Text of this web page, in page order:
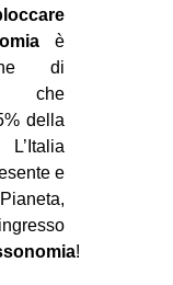
è
di
che
della
e
!